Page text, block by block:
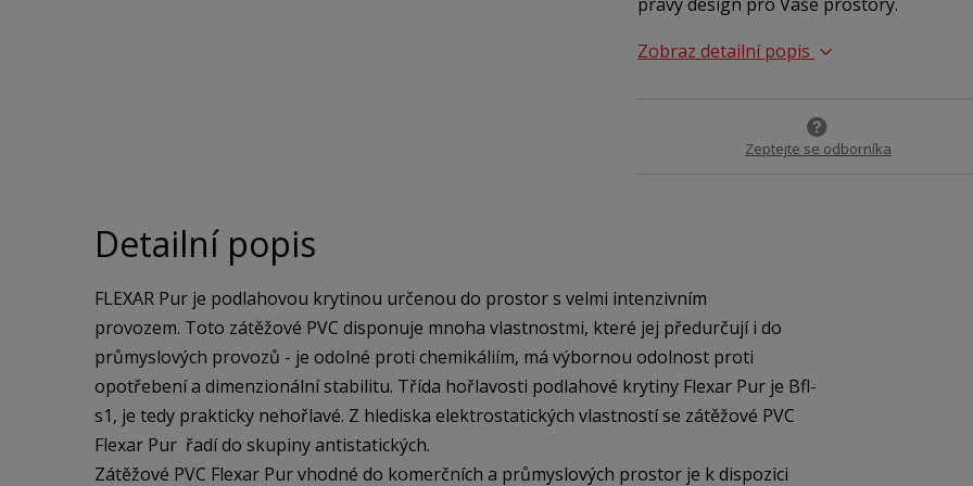
Zobraz detailní popis
Zeptejte se odborníka
Detailní popis
FLEXAR Pur je podlahovou krytinou určenou do prostor s velmi intenzivním
provozem. Toto zátěžové PVC disponuje mnoha vlastnostmi, které jej předurčují i do
průmyslových provozů - je odolné proti chemikáliím, má výbornou odolnost proti
opotřebení a dimenzionální stabilitu. Třída hořlavosti podlahové krytiny Flexar Pur je Bfl-
s1, je tedy prakticky nehořlavé. Z hlediska elektrostatických vlastností se zátěžové PVC
Flexar Pur řadí do skupiny antistatických.
Zátěžové PVC Flexar Pur vhodné do komerčních a průmyslových prostor je k dispozici